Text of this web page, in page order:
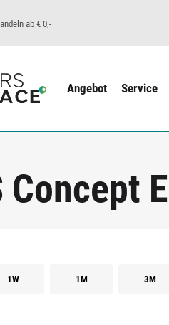
ab € 0,-
Angebot Service
Concept
1W 1M 3M